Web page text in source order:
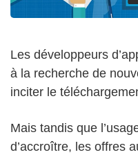
Les développeurs
à la recherche de
inciter le
Mais tandis que
d’accroître, les offres